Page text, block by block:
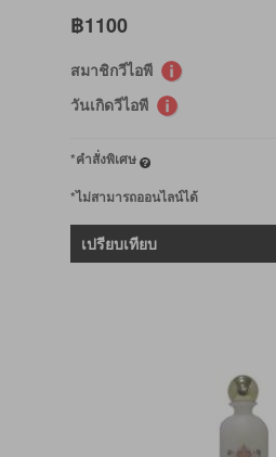
฿1100
สมาชิกวีไอพี
วันเกิดวีไอพี
*คำสั่งพิเศษ
*ไม่สามารถออนไลน์ได้
เปรียบเทียบ